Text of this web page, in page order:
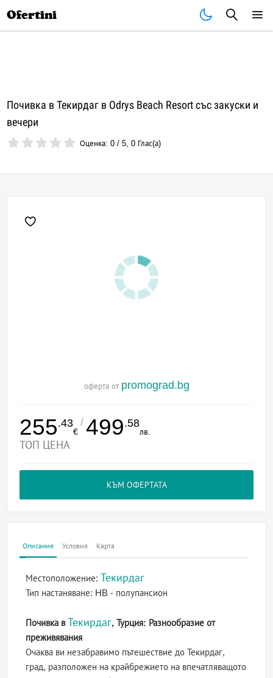
Ofertini
Почивка в Текирдаг в Odrys Beach Resort със закуски и
вечери
Оценка:0 /5,0 Глас(а)
оферта от promograd.bg
255.43
€
/ 499.58
лв.
ТОП ЦЕНА
КЪМ ОФЕРТАТА
Описание Условия Карта
Местоположение: Текирдаг
Тип настаняване: HB - полупансион
Почивка вТекирдаг, Турция: Разнообразие от
преживявания
Очаква ви незабравимо пътешествие до Текирдаг,
град, разположен на крайбрежието на впечатляващото